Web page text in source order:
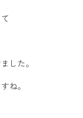
した。
ね。